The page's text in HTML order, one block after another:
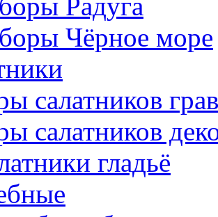
Чёрное море
салатников
салатников
гладьё